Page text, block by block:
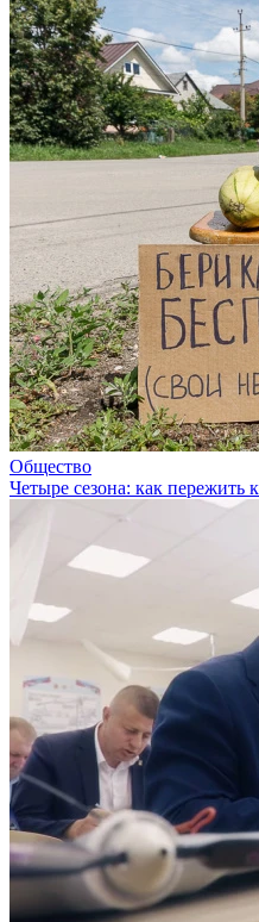
Общество
Четыре сезона: как пережить